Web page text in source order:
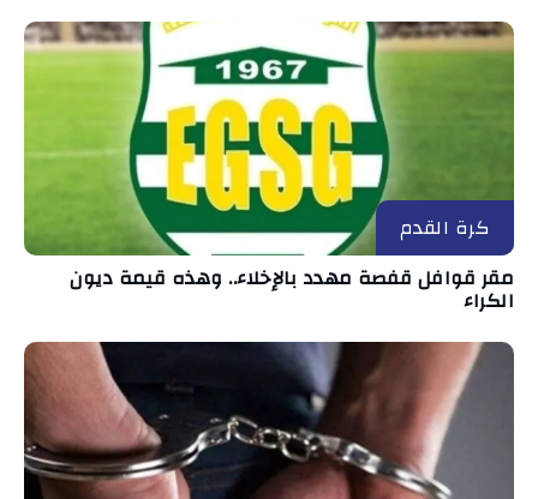
كرة القدم
مقر قوافل قفصة مهدد بالإخلاء.. وهذه قيمة ديون
الكراء